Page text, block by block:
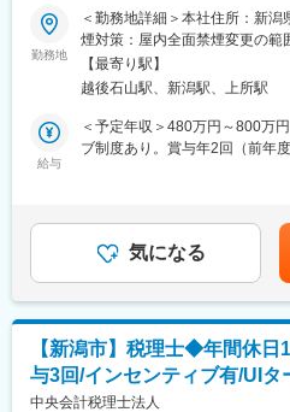
りが可能です。インセンティ
正当に評価される環境です。
■想定されるキャリアパス
税務・会計の専門性を磨き、コ
■企業の特徴/魅力
地域密着型で安定した経営基盤
当社は新潟市中央区に拠点を
税務・会計業務全般と経営コン
団です。本ポジションでは、税
ら、資産対策や相続税関連の
を超えた多様な業務をお任せし
て、経営課題の解決や事業成
・経営数値分析や節税提案、
度）
・生前贈与、遺言書整理、土
助成金申請サポート
・開業・創業時の事業計画書作
■扱うサービス
勤務地
＜勤務地詳細＞本社住所：新
煙対策：屋内全面禁煙変更の範
【最寄り駅】
越後石山駅、新潟駅、上所駅
給与
＜予定年収＞480万円～800万
ブ制度あり。賞与年2回（前年
力・業績により変動。賃金は
を通じて上下する可能性があ
た表記です。
気になる
【新潟市】税理士◆年間休日
与3回/インセンティブ有/UIタ
中央会計税理士法人